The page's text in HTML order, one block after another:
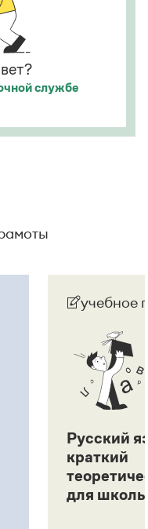
побуждений
аудитории»
службе
учебное
Русский
краткий
для